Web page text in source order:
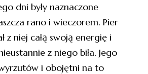
dni były naznaczone
rano i wieczorem. Pier
z niej całą swoją energię i
z niego biła. Jego
i obojętni na to